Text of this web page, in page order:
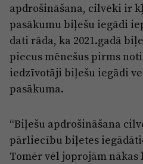
apdrošināšana, cilvēki ir
pasākumu biļešu iegādi
dati rāda, ka 2021.gadā
piecus mēnešus pirms
iedzīvotāji biļešu iegādi
pasākuma.
“Biļešu apdrošināšana
pārliecību biļetes
Tomēr vēl joprojām